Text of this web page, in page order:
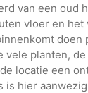
van een oud
vloer en
doen
vele planten,
locatie een
is hier